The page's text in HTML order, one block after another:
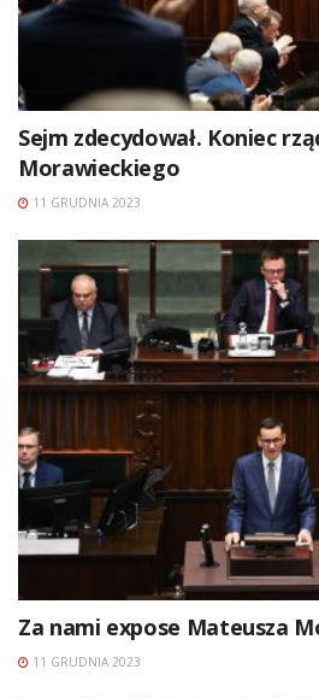
Sejm zdecydował. Koniec
Morawieckiego
11 GRUDNIA 2023
Za nami expose Mateusza
11 GRUDNIA 2023